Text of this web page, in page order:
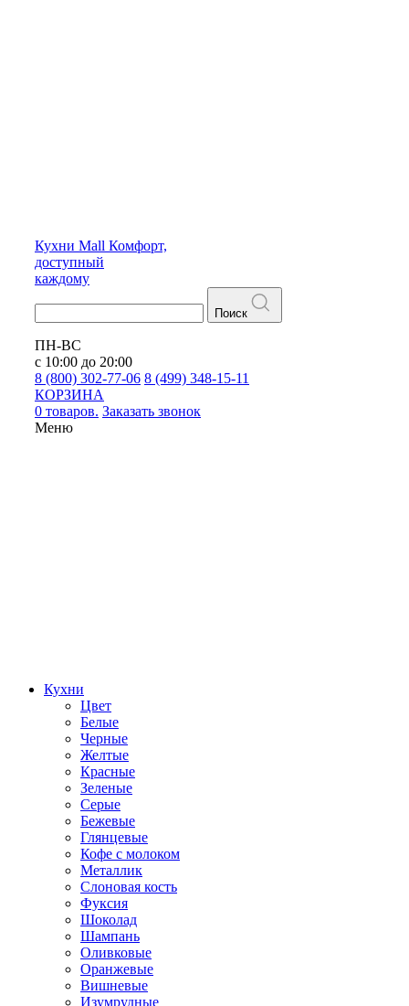
Кухни Mall Комфорт,
доступный
каждому
Поиск
ПН-ВС
с 10:00 до 20:00
8 (800) 302-77-06 8 (499) 348-15-11
КОРЗИНА
0 товаров. Заказать звонок
Меню
Кухни
Цвет
Белые
Черные
Желтые
Красные
Зеленые
Серые
Бежевые
Глянцевые
Кофе с молоком
Металлик
Слоновая кость
Фуксия
Шоколад
Шампань
Оливковые
Оранжевые
Вишневые
Изумрудные